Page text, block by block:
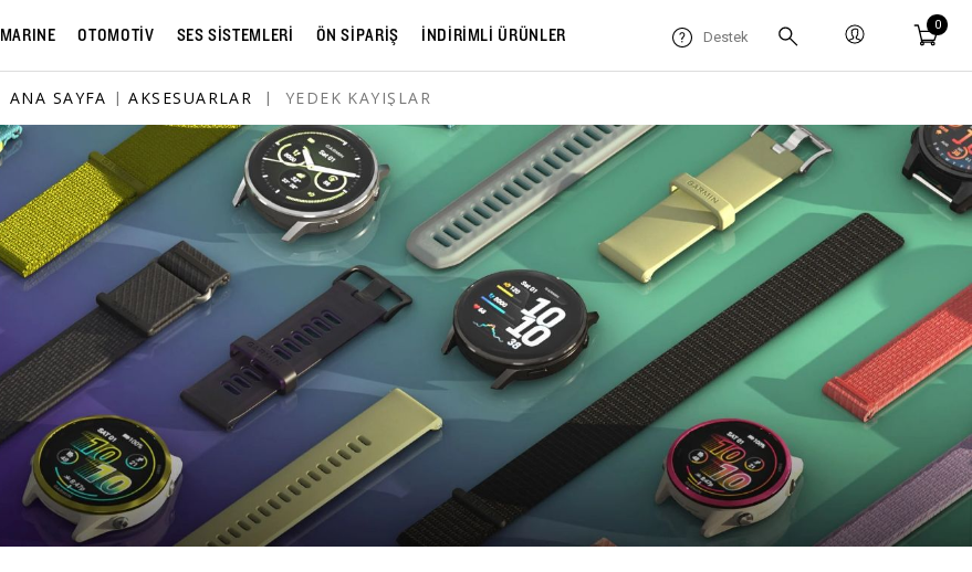
MARINE OTOMOTİV SES SİSTEMLERİ ÖN SİPARİŞ İNDİRİMLİ ÜRÜNLER Destek
0
ANA SAYFA | AKSESUARLAR | YEDEK KAYIŞLAR